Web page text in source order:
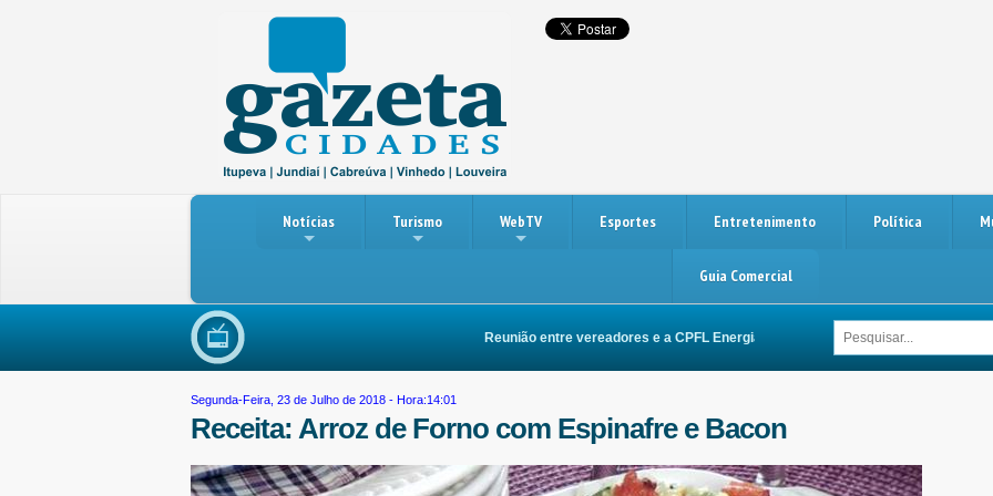
Notícias Turismo WebTV Esportes Entretenimento Política
Guia Comercial
Reunião entre vereadores e a CPFL Energia busca melhorias na rede elétrica de
Segunda-Feira, 23 de Julho de 2018 - Hora:14:01
Receita: Arroz de Forno com Espinafre e Bacon